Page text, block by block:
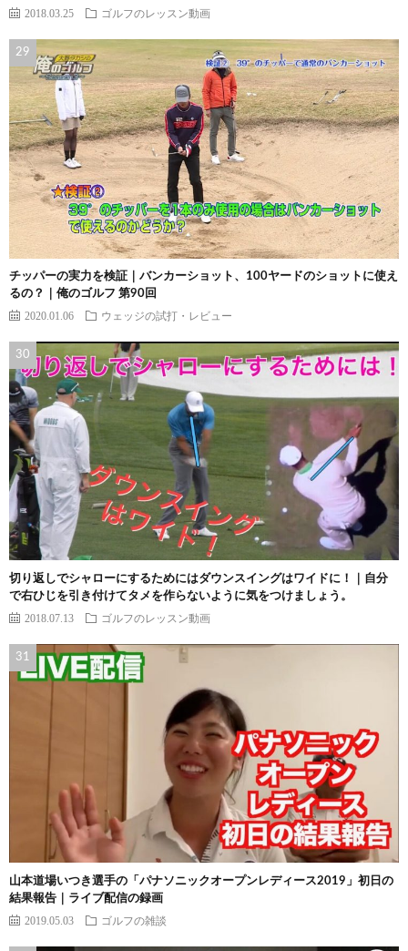
2018.03.25 ゴルフのレッスン動画
チッパーの実力を検証｜バンカーショット、100ヤードのショットに使え
るの？｜俺のゴルフ 第90回
2020.01.06 ウェッジの試打・レビュー
切り返しでシャローにするためにはダウンスイングはワイドに！｜自分
で右ひじを引き付けてタメを作らないように気をつけましょう。
2018.07.13 ゴルフのレッスン動画
山本道場いつき選手の「パナソニックオープンレディース2019」初日の
結果報告｜ライブ配信の録画
2019.05.03 ゴルフの雑談